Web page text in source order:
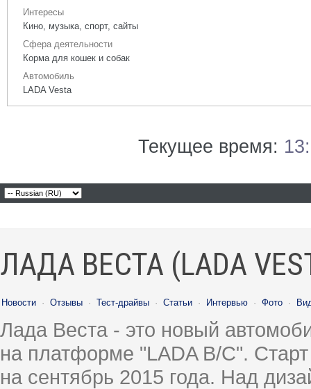
Интересы
Кино, музыка, спорт, сайты
Сфера деятельности
Корма для кошек и собак
Автомобиль
LADA Vesta
Текущее время:
ЛАДА ВЕСТА (LADA
Новости · Отзывы · Тест-драйвы · Статьи · Интервью · Фото ·
Лада Веста - это новый
на платформе "LADA B/C".
на сентябрь 2015 года. Над